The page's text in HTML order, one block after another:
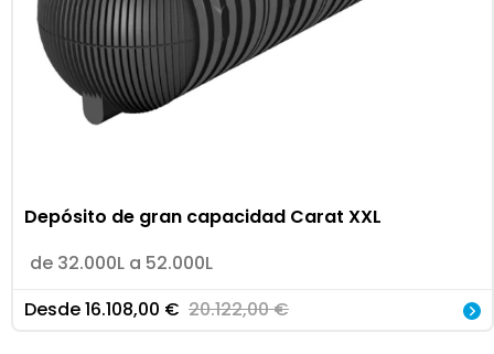
Depósito de gran capacidad Carat XXL
de 32.000L a 52.000L
Desde16.108,00 € 20.122,00€